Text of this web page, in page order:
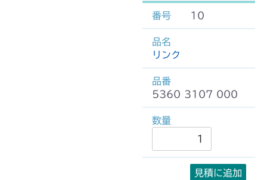
10
リンク
5360 3107 000
見積に追加